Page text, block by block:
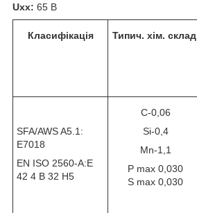
Uxx: 65 В
Класифікація Типич. хім. склад
SFA/AWS A5.1:
E7018
EN ISO 2560-A:E
42 4 B 32 H5
C-0,06
Si-0,4
Mn-1,1
P max 0,030
S max 0,030